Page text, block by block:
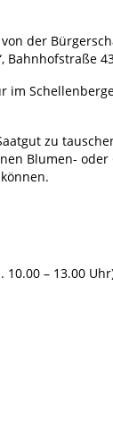
der
Bahnhofstraße
im
zu
Blumen- oder
– 13.00